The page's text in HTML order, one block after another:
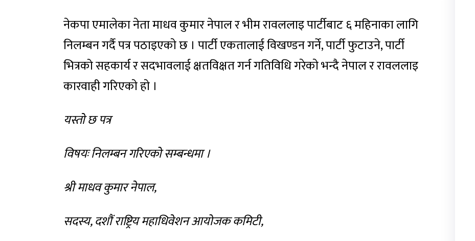
नेकपा एमालेका नेता माधव कुमार नेपाल र भीम रावललाइ पार्टीबाट ६ महिनाका लागि
निलम्बन गर्दै पत्र पठाइएकाे छ । पार्टी एकतालाई विखण्डन गर्ने, पार्टी फुटाउने, पार्टी
भित्रको सहकार्य र सदभावलाई क्षतविक्षत गर्न गतिविधि गरेकाे भन्दै नेपाल र रावललाइ
कारवाही गरिएकाे हाे ।
यस्ताे छ पत्र
विषयः निलम्बन गरिएको सम्बन्धमा ।
श्री माधव कुमार नेपाल,
सदस्य, दशौं राष्ट्रिय महाधिवेशन आयोजक कमिटी,